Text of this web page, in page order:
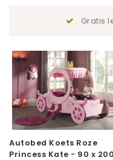
Gratis
Autobed Koets Roze
Princess Kate - 90 x 200